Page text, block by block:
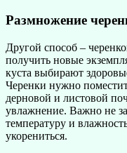
Размножение
Другой способ –
получить новые
куста выбирают
Черенки нужно
дерновой и листовой
увлажнение. Важно не
температуру и
укорениться.